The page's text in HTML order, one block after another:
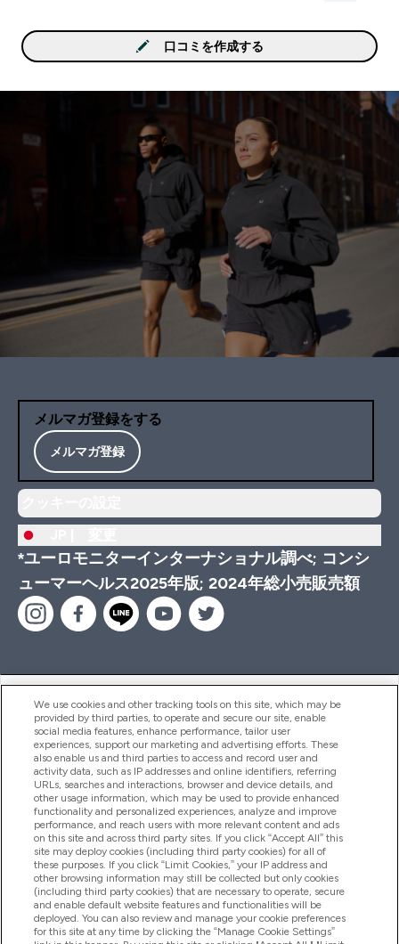
口コミを作成する
メルマガ登録をする
メルマガ登録
*ユーロモニターインターナショナル調べ; コンシ
ューマーヘルス2025年版; 2024年総小売販売額
ヘルプ＆ガイド
商品について
会社概要
特典＆ポイント
We use cookies and other tracking tools on this site, which may be
provided by third parties, to operate and secure our site, enable
social media features, enhance performance, tailor user
experiences, support our marketing and advertising efforts. These
also enable us and third parties to access and record user and
activity data, such as IP addresses and online identifiers, referring
URLs, searches and interactions, browser and device details, and
other usage information, which may be used to provide enhanced
functionality and personalized experiences, analyze and improve
performance, and reach users with more relevant content and ads
on this site and across third party sites. If you click “Accept All” this
site may deploy cookies (including third party cookies) for all of
these purposes. If you click “Limit Cookies,” your IP address and
other browsing information may still be collected but only cookies
(including third party cookies) that are necessary to operate, secure
and enable default website features and functionalities will be
deployed. You can also review and manage your cookie preferences
for this site at any time by clicking the “Manage Cookie Settings”